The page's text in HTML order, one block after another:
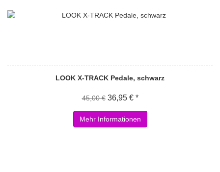
LOOK X-TRACK Pedale, schwarz
45,00 € 36,95 € *
Mehr Informationen